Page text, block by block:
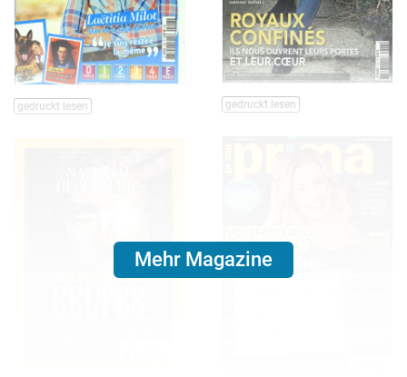
gedruckt lesen
gedruckt lesen
Mehr Magazine